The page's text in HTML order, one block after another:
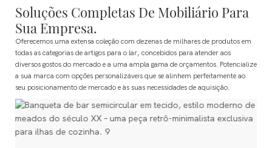
Soluções Completas De Mobiliário Para
Sua Empresa.
Oferecemos uma extensa coleção com dezenas de milhares de produtos em
todas as categorias de artigos para o lar, concebidos para atender aos
diversos gostos do mercado e a uma ampla gama de orçamentos. Potencialize
a sua marca com opções personalizáveis ​​que se alinhem perfeitamente ao
seu posicionamento de mercado e às suas necessidades de aquisição.